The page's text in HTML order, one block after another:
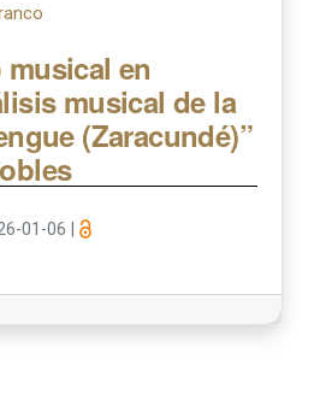
en
musical de la
(Zaracundé)”
01-06